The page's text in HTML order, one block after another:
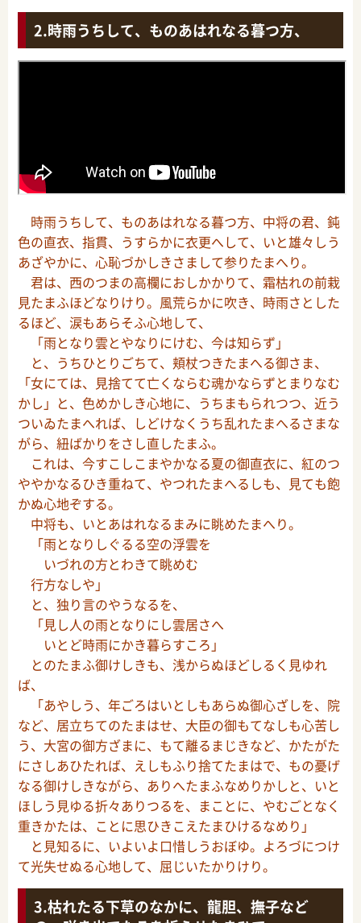
時雨うちして、ものあはれなる暮つ方、
時雨うちして、ものあはれなる暮つ方、中将の君、鈍
色の直衣、指貫、うすらかに衣更へして、いと雄々しう
あざやかに、心恥づかしきさまして参りたまへり。
君は、西のつまの高欄におしかかりて、霜枯れの前栽
見たまふほどなりけり。風荒らかに吹き、時雨さとした
るほど、涙もあらそふ心地して、
「雨となり雲とやなりにけむ、今は知らず」
と、うちひとりごちて、頬杖つきたまへる御さま、
「女にては、見捨てて亡くならむ魂かならずとまりなむ
かし」と、色めかしき心地に、うちまもられつつ、近う
ついゐたまへれば、しどけなくうち乱れたまへるさまな
がら、紐ばかりをさし直したまふ。
これは、今すこしこまやかなる夏の御直衣に、紅のつ
ややかなるひき重ねて、やつれたまへるしも、見ても飽
かぬ心地ぞする。
中将も、いとあはれなるまみに眺めたまへり。
「雨となりしぐるる空の浮雲を
いづれの方とわきて眺めむ
行方なしや」
と、独り言のやうなるを、
「見し人の雨となりにし雲居さへ
いとど時雨にかき暮らすころ」
とのたまふ御けしきも、浅からぬほどしるく見ゆれ
ば、
「あやしう、年ごろはいとしもあらぬ御心ざしを、院
など、居立ちてのたまはせ、大臣の御もてなしも心苦し
う、大宮の御方ざまに、もて離るまじきなど、かたがた
にさしあひたれば、えしもふり捨てたまはで、もの憂げ
なる御けしきながら、ありへたまふなめりかしと、いと
ほしう見ゆる折々ありつるを、まことに、やむごとなく
重きかたは、ことに思ひきこえたまひけるなめり」
と見知るに、いよいよ口惜しうおぼゆ。よろづにつけ
て光失せぬる心地して、屈じいたかりけり。
枯れたる下草のなかに、龍胆、撫子など